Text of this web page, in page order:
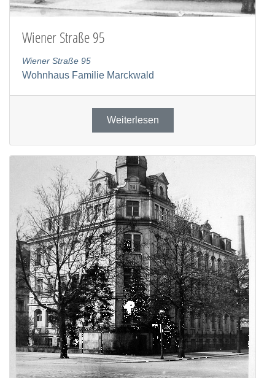
Wiener Straße 95
Wiener Straße 95
Wohnhaus Familie Marckwald
Weiterlesen